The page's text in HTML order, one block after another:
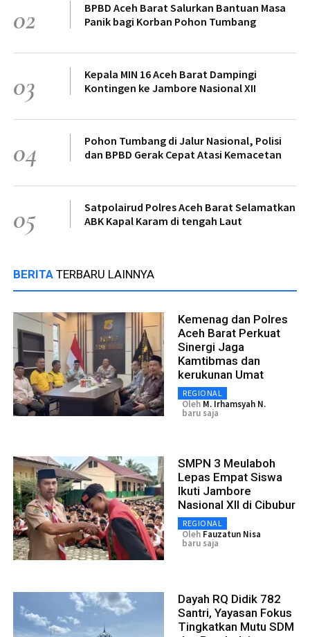
02
BPBD Aceh Barat Salurkan Bantuan Masa
Panik bagi Korban Pohon Tumbang
03
Kepala MIN 16 Aceh Barat Dampingi
Kontingen ke Jambore Nasional XII
04
Pohon Tumbang di Jalur Nasional, Polisi
dan BPBD Gerak Cepat Atasi Kemacetan
05
Satpolairud Polres Aceh Barat Selamatkan
ABK Kapal Karam di tengah Laut
BERITA TERBARU LAINNYA
Kemenag dan Polres
Aceh Barat Perkuat
Sinergi Jaga
Kamtibmas dan
kerukunan Umat
REGIONAL
Oleh M. Irhamsyah N.
baru saja
SMPN 3 Meulaboh
Lepas Empat Siswa
Ikuti Jambore
Nasional XII di Cibubur
REGIONAL
Oleh Fauzatun Nisa
baru saja
Dayah RQ Didik 782
Santri, Yayasan Fokus
Tingkatkan Mutu SDM